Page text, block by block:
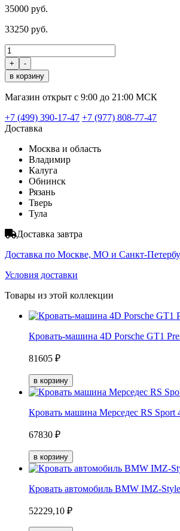
35000 руб.
33250 руб.
+ -
Магазин открыт с 9:00 до 21:00 МСК
+7 (499) 390-17-47 +7 (977) 808-77-47
Доставка
Москва и область
Владимир
Калуга
Обнинск
Рязань
Тверь
Тула
Доставка завтра
Доставка по Москве, МО и Санкт-
Условия доставки
Товары из этой коллекции
Кровать-машина 4D Porsche GT1
81605 ₽
Кровать машина Мерседес RS Sport
67830 ₽
Кровать автомобиль BMW IMZ-Style
52229,10 ₽